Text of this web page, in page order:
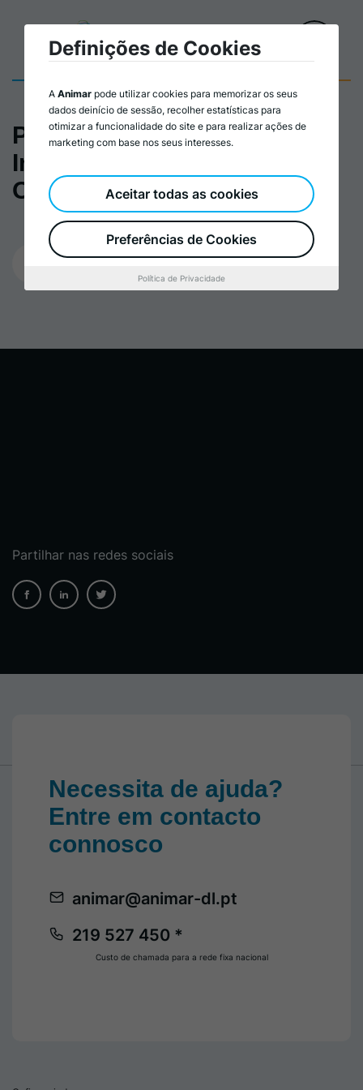
Programa de Formação
Inovação Social nas
Organizações
Partilhar nas redes sociais
Necessita de ajuda?
Entre em contacto
connosco
219 527 450 *
animar@animar-dl.pt
Custo de chamada para a rede fixa nacional
Definições de Cookies
A Animar pode utilizar cookies para memorizar os seus
dados deinício de sessão, recolher estatísticas para
otimizar a funcionalidade do site e para realizar ações de
marketing com base nos seus interesses.
Preferências de Cookies
Aceitar todas as cookies
Política de Privacidade